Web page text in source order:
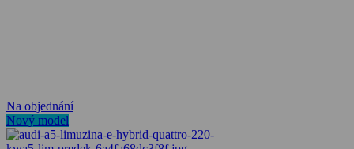
Na objednání
Nový model